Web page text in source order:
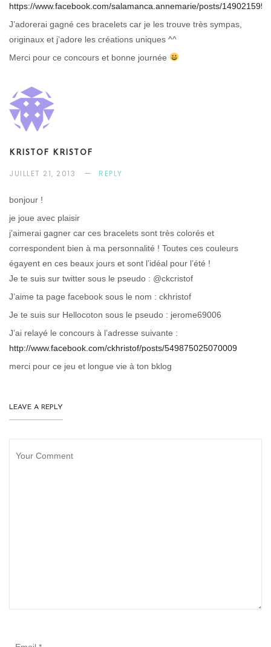
https://www.facebook.com/salamanca.annemarie/posts/
J’adorerai gagné ces bracelets car je les trouve très sympas,
originaux et j’adore les créations uniques ^^
Merci pour ce concours et bonne journée
KRISTOF KRISTOF
JUILLET 21, 2013 REPLY
bonjour !
je joue avec plaisir
j’aimerai gagner car ces bracelets sont très colorés et
correspondent bien à ma personnalité ! Toutes ces couleurs
égayent en ces beaux jours et sont l’idéal pour l’été !
Je te suis sur twitter sous le pseudo : @ckcristof
J’aime ta page facebook sous le nom : ckhristof
Je te suis sur Hellocoton sous le pseudo : jerome69006
J’ai relayé le concours à l’adresse suivante :
http://www.facebook.com/ckhristof/posts/549875025070009
merci pour ce jeu et longue vie à ton bklog
LEAVE A REPLY